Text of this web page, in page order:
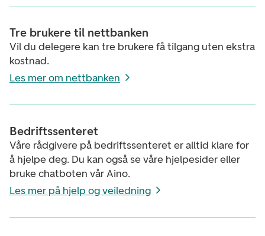
Tre brukere til nettbanken
Vil du delegere kan tre brukere få tilgang uten ekstra
kostnad.
Les mer om nettbanken
Bedriftssenteret
Våre rådgivere på bedriftssenteret er alltid klare for
å hjelpe deg. Du kan også se våre hjelpesider eller
bruke chatboten vår Aino.
Les mer på hjelp og veiledning